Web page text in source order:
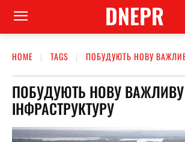
DNEPR
HOME TAGS ПОБУДУЮТЬ НОВУ
ПОБУДУЮТЬ НОВУ ВАЖЛИВУ
ІНФРАСТРУКТУРУ